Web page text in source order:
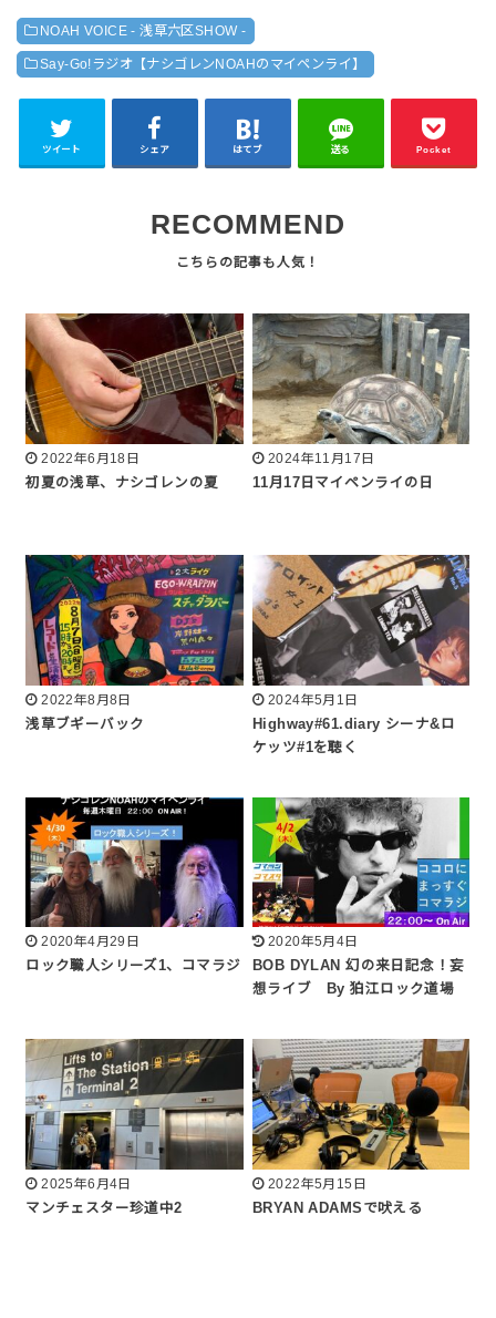
NOAH VOICE - 浅草六区SHOW -
Say-Go!ラジオ【ナシゴレンNOAHのマイペンライ】
ツイート シェア はてブ 送る Pocket
RECOMMEND
2022年6月18日
初夏の浅草、ナシゴレンの夏
2024年11月17日
11月17日マイペンライの日
2022年8月8日
浅草ブギーバック
2024年5月1日
Highway#61.diary シーナ&ロ
ケッツ#1を聴く
2020年4月29日
ロック職人シリーズ1、コマラジ
2020年5月4日
BOB DYLAN 幻の来日記念！妄
想ライブ By 狛江ロック道場
2025年6月4日
マンチェスター珍道中2
2022年5月15日
BRYAN ADAMSで吠える